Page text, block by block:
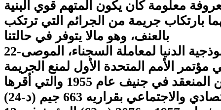
معلومة كأن يكون المتهم قوي البنية
بارتكاب جريمة من الجرائم التي ترتكب
بالعنف، وهو مالا يتوفر في حالتنا
22-أن القواعد النموذجية الدنيا لمعاملة السجناء، الموصى
مؤتمر الأمم المتحدة الأول لمنع الجريمة
ومعاملة المجرمين المنعقد في جنيف عام 1955 والتي أقرها
المجلس الاقتصادي والاجتماعي بقراريه 663 جيم (د-24)